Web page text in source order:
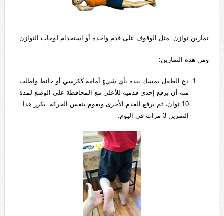
تمارين توازن: مثل الوقوف على قدم واحدة أو استخدام لوحات التوازن.
ومن هذه التمارين:
دع الطفل يمسك بيده بأي شيءٍ أمامه ككرسي أو حائط واطلب
منه أن يرفع إحدى قدميه للأعلى مع المحافظة على الوضع لمدة
10 ثوان، ثم يرفع القدم الأخرى ويقوم بنفس الحركة. يكرر هذا
التمرين 3 مرات في اليوم.